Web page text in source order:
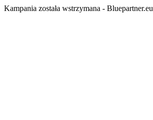
Kampania została wstrzymana - Bluepartner.eu